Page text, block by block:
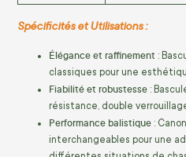
Spécificités et Utilisations :
Élégance et raffinement :
classiques pour une
Fiabilité et robustesse :
résistance, double
Performance balistique :
interchangeables pour une